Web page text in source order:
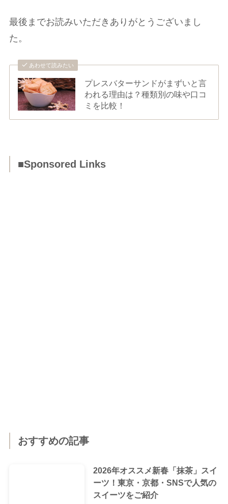
最後までお読みいただきありがとうございまし
た。
あわせて読みたい
プレスバターサンドがまずいと言
われる理由は？種類別の味や口コ
ミを比較！
■Sponsored Links
おすすめの記事
2026年オススメ新春「抹茶」スイ
ーツ！東京・京都・SNSで人気の
スイーツをご紹介